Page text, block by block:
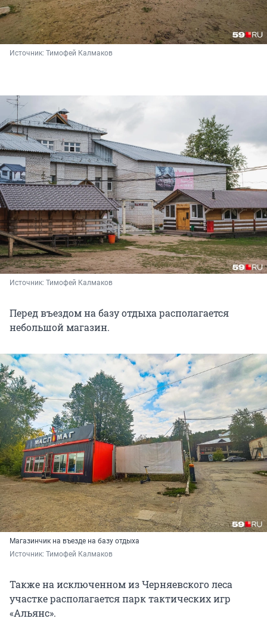
Источник: Тимофей Калмаков
Источник: Тимофей Калмаков
Перед въездом на базу отдыха располагается
небольшой магазин.
Магазинчик на въезде на базу отдыха
Источник: Тимофей Калмаков
Также на исключенном из Черняевского леса
участке располагается парк тактических игр
«Альянс».